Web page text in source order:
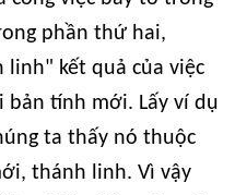
phần thứ hai,
linh" kết quả của việc
tính mới. Lấy ví dụ
ta thấy nó thuộc
thánh linh. Vì vậy